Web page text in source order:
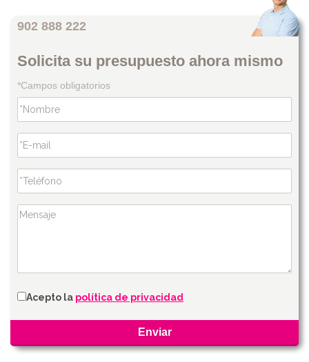
902 888 222
Solicita su presupuesto ahora mismo
*Campos obligatorios
Acepto la política de privacidad